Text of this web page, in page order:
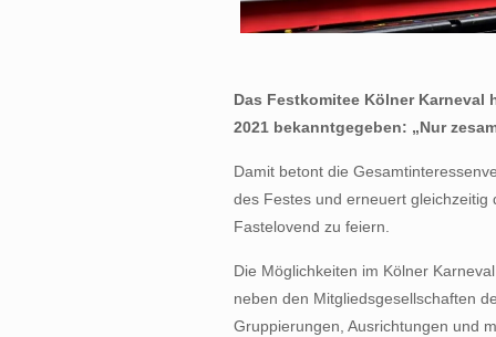
Das Festkomitee Kölner
2021 bekanntgegeben: „Nur
Damit betont die
des Festes und erneuert gleichzeitig
Fastelovend zu feiern.
Die Möglichkeiten im Kölner
neben den Mitgliedsgesellschaften
Gruppierungen, Ausrichtungen und